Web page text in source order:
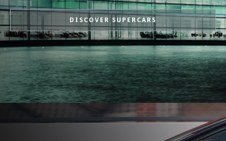
0-100 mph (161 km/h)5.8 s
0-60 mph (97 km/h) 2.9 s
0-400 m (¼ MEILE)
10.6 s @ 222 km/h
(138 mph)
19.0 s @ 279 km/h
DISCOVER SUPERCARS